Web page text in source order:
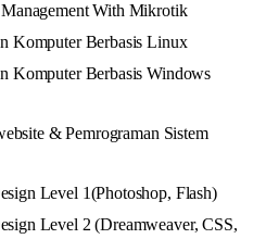
With Mikrotik
Komputer Berbasis Linux
Komputer Berbasis Windows
& Pemrograman Sistem
Level 1(Photoshop, Flash)
Level 2 (Dreamweaver, CSS,